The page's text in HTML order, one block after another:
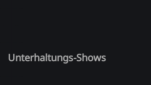
Unterhaltungs-Shows